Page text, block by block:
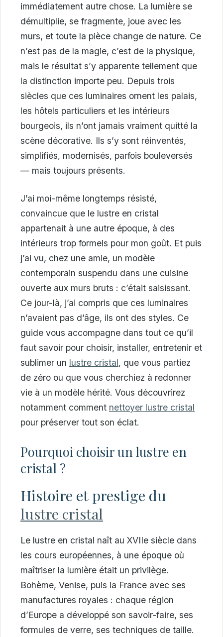
immédiatement autre chose. La lumière se
démultiplie, se fragmente, joue avec les
murs, et toute la pièce change de nature. Ce
n’est pas de la magie, c’est de la physique,
mais le résultat s’y apparente tellement que
la distinction importe peu. Depuis trois
siècles que ces luminaires ornent les palais,
les hôtels particuliers et les intérieurs
bourgeois, ils n’ont jamais vraiment quitté la
scène décorative. Ils s’y sont réinventés,
simplifiés, modernisés, parfois bouleversés
— mais toujours présents.
J’ai moi-même longtemps résisté,
convaincue que le lustre en cristal
appartenait à une autre époque, à des
intérieurs trop formels pour mon goût. Et puis
j’ai vu, chez une amie, un modèle
contemporain suspendu dans une cuisine
ouverte aux murs bruts : c’était saisissant.
Ce jour-là, j’ai compris que ces luminaires
n’avaient pas d’âge, ils ont des styles. Ce
guide vous accompagne dans tout ce qu’il
faut savoir pour choisir, installer, entretenir et
sublimer un lustre cristal, que vous partiez
de zéro ou que vous cherchiez à redonner
vie à un modèle hérité. Vous découvrirez
notamment comment nettoyer lustre cristal
pour préserver tout son éclat.
Pourquoi choisir un lustre en
cristal ?
Histoire et prestige du
lustre cristal
Le lustre en cristal naît au XVIIe siècle dans
les cours européennes, à une époque où
maîtriser la lumière était un privilège.
Bohème, Venise, puis la France avec ses
manufactures royales : chaque région
d’Europe a développé son savoir-faire, ses
formules de verre, ses techniques de taille.